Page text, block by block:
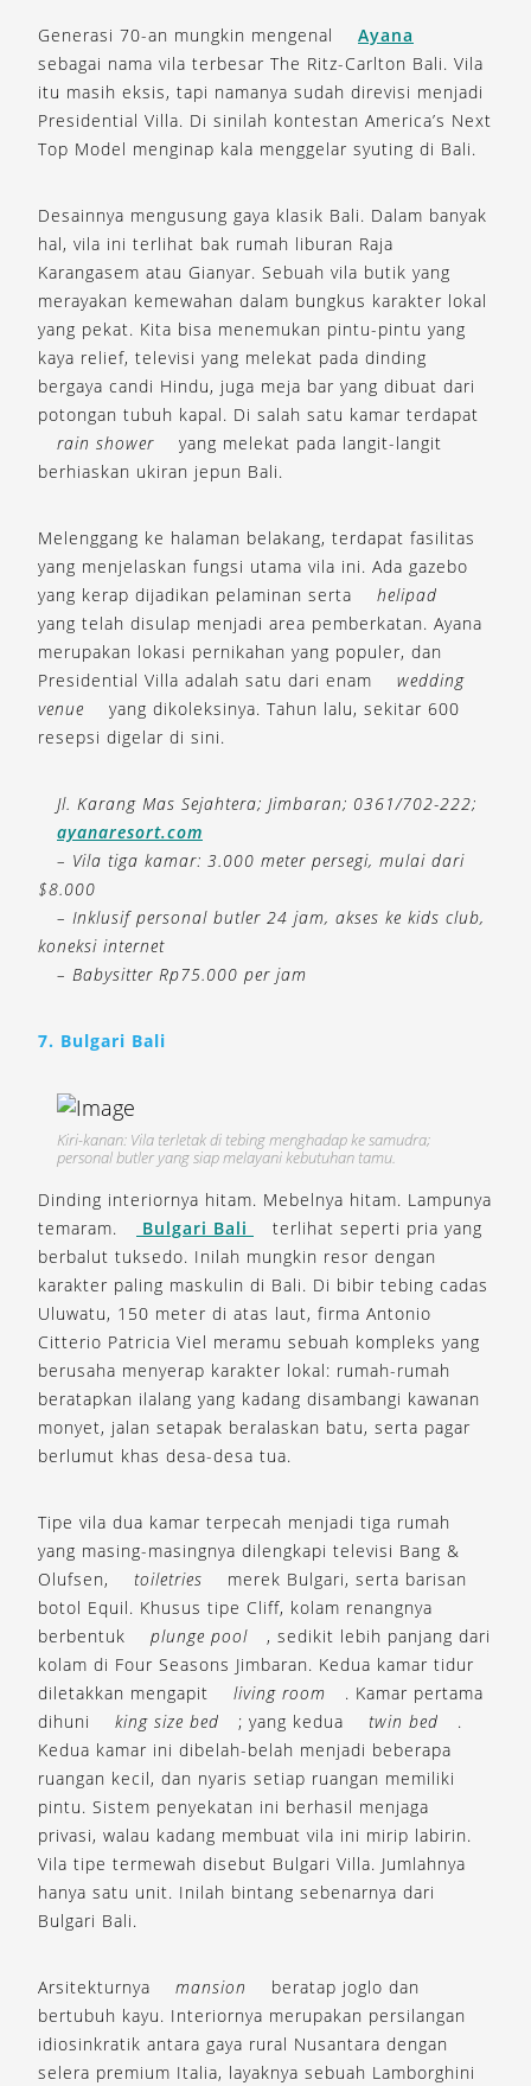
Generasi 70-an mungkin mengenal
Ayana
sebagai nama vila terbesar The Ritz-Carlton Bali. Vila
itu masih eksis, tapi namanya sudah direvisi menjadi
Presidential Villa. Di sinilah kontestan America’s Next
Top Model menginap kala menggelar syuting di Bali.
Desainnya mengusung gaya klasik Bali. Dalam banyak
hal, vila ini terlihat bak rumah liburan Raja
Karangasem atau Gianyar. Sebuah vila butik yang
merayakan kemewahan dalam bungkus karakter lokal
yang pekat. Kita bisa menemukan pintu-pintu yang
kaya relief, televisi yang melekat pada dinding
bergaya candi Hindu, juga meja bar yang dibuat dari
potongan tubuh kapal. Di salah satu kamar terdapat
rain shower
yang melekat pada langit-langit
berhiaskan ukiran jepun Bali.
Melenggang ke halaman belakang, terdapat fasilitas
yang menjelaskan fungsi utama vila ini. Ada gazebo
yang kerap dijadikan pelaminan serta
helipad
yang telah disulap menjadi area pemberkatan. Ayana
merupakan lokasi pernikahan yang populer, dan
Presidential Villa adalah satu dari enam
wedding
venue
yang dikoleksinya. Tahun lalu, sekitar 600
resepsi digelar di sini.
Jl. Karang Mas Sejahtera; Jimbaran; 0361/702-222;
ayanaresort.com
– Vila tiga kamar: 3.000 meter persegi, mulai dari
$8.000
– Inklusif personal butler 24 jam, akses ke kids club,
koneksi internet
– Babysitter Rp75.000 per jam
7. Bulgari Bali
Kiri-kanan: Vila terletak di tebing menghadap ke samudra;
personal butler yang siap melayani kebutuhan tamu.
Dinding interiornya hitam. Mebelnya hitam. Lampunya
temaram.
Bulgari Bali
terlihat seperti pria yang
berbalut tuksedo. Inilah mungkin resor dengan
karakter paling maskulin di Bali. Di bibir tebing cadas
Uluwatu, 150 meter di atas laut, firma Antonio
Citterio Patricia Viel meramu sebuah kompleks yang
berusaha menyerap karakter lokal: rumah-rumah
beratapkan ilalang yang kadang disambangi kawanan
monyet, jalan setapak beralaskan batu, serta pagar
berlumut khas desa-desa tua.
Tipe vila dua kamar terpecah menjadi tiga rumah
yang masing-masingnya dilengkapi televisi Bang &
Olufsen,
toiletries
merek Bulgari, serta barisan
botol Equil. Khusus tipe Cliff, kolam renangnya
berbentuk
plunge pool
, sedikit lebih panjang dari
kolam di Four Seasons Jimbaran. Kedua kamar tidur
diletakkan mengapit
living room
. Kamar pertama
dihuni
king size bed ; yang kedua twin bed
.
Kedua kamar ini dibelah-belah menjadi beberapa
ruangan kecil, dan nyaris setiap ruangan memiliki
pintu. Sistem penyekatan ini berhasil menjaga
privasi, walau kadang membuat vila ini mirip labirin.
Vila tipe termewah disebut Bulgari Villa. Jumlahnya
hanya satu unit. Inilah bintang sebenarnya dari
Bulgari Bali.
Arsitekturnya mansion
beratap joglo dan
bertubuh kayu. Interiornya merupakan persilangan
idiosinkratik antara gaya rural Nusantara dengan
selera premium Italia, layaknya sebuah Lamborghini